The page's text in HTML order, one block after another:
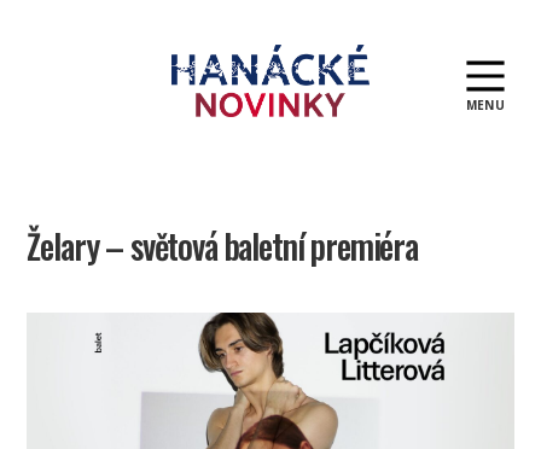
MENU
Želary – světová baletní premiéra